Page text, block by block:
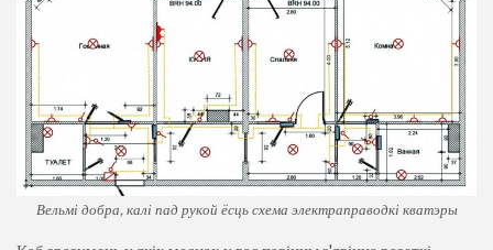
Вельмі добра, калі пад рукой ёсць схема электраправодкі кватэры